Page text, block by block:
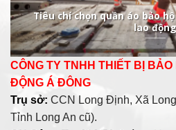
Tiêu chí chọn quần áo bảo
lao động
CÔNG TY TNHH THIẾT BỊ
ĐỘNG Á ĐÔNG
Trụ sở: CCN Long Định, Xã
Tỉnh Long An cũ).